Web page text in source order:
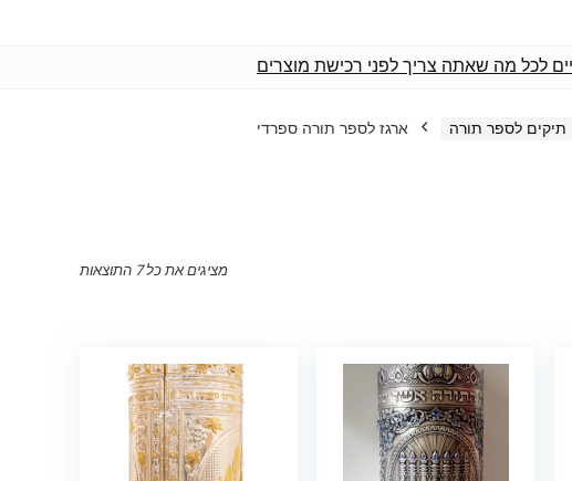
לכל מה שאתה צריך לפני רכישת מוצרים
תיקים לספר תורה ארגז לספר תורה ספרדי
מציגים את כל ⁦7⁩ התוצאות